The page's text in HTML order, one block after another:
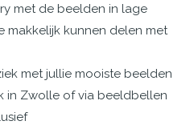
met de beelden in lage
makkelijk kunnen delen met
met jullie mooiste beelden
in Zwolle of via beeldbellen